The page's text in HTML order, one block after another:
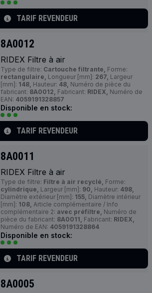
TARIF REVENDEUR
8A0012
RIDEX Filtre à air
Type de filtre: Cartouche filtrante, Forme:
rectangulaire, Longueur [mm]: 267, Largeur
[mm]: 148, Hauteur: 48, Numéro de pièce du
fabricant: 8A0012, Fabricant: RIDEX, Numéro de
EAN: 4059191328857
Disponible en stock:
TARIF REVENDEUR
8A0011
RIDEX Filtre à air
Type de filtre: Filtre à air recyclé, Forme:
cylindrique, Largeur [mm]: 90, Hauteur: 498,
Diamètre extérieur [mm]: 155, Diamètre intérieur
[mm]: 108, Article complémentaire / Info
complémentaire 2: avec préfiltre, Numéro de
pièce du fabricant: 8A0011, Fabricant: RIDEX,
Numéro de EAN: 4059191328864
Disponible en stock:
TARIF REVENDEUR
8A0005